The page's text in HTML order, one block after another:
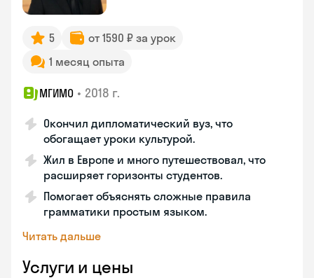
5
от 1590 ₽ за урок
1 месяц опыта
МГИМО • 2018 г.
Окончил дипломатический вуз, что
обогащает уроки культурой.
Жил в Европе и много путешествовал, что
расширяет горизонты студентов.
Помогает объяснять сложные правила
грамматики простым языком.
Читать дальше
Услуги и цены